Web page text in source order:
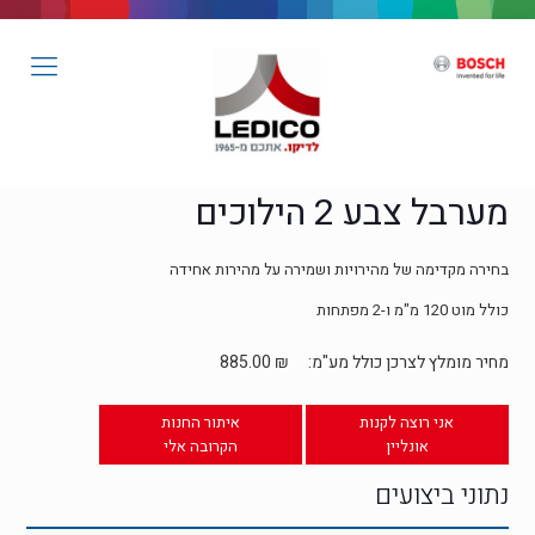
מערבל צבע 2 הילוכים
בחירה מקדימה של מהירויות ושמירה על מהירות אחידה
כולל מוט 120 מ"מ ו-2 מפתחות
מחיר מומלץ לצרכן כולל מע"מ: 885.00 ₪
אני רוצה לקנות
אונליין
איתור החנות
הקרובה אלי
נתוני ביצועים